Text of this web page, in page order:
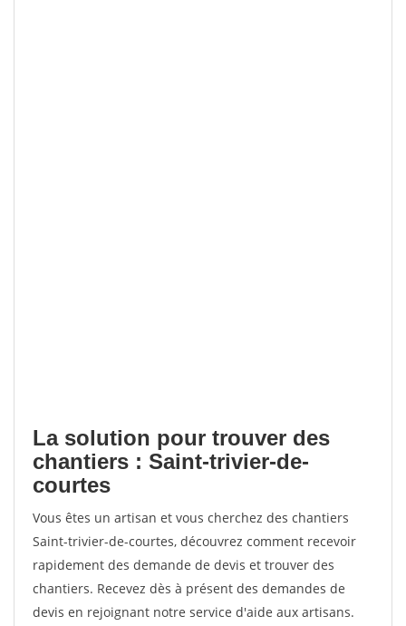
La solution pour trouver des
chantiers : Saint-trivier-de-
courtes
Vous êtes un artisan et vous cherchez des chantiers
Saint-trivier-de-courtes, découvrez comment recevoir
rapidement des demande de devis et trouver des
chantiers. Recevez dès à présent des demandes de
devis en rejoignant notre service d'aide aux artisans.